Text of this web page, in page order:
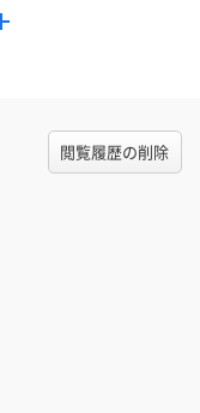
閲覧履歴の削除